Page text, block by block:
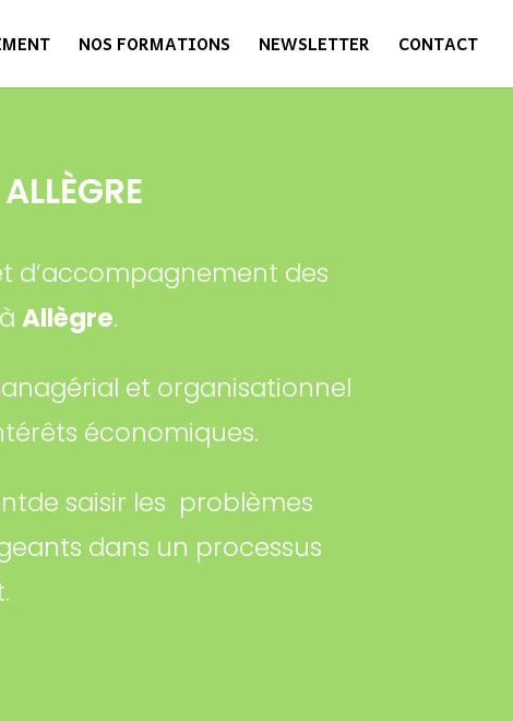
NOS FORMATIONS NEWSLETTER CONTACT
d’accompagnement des
Allègre.
et organisationnel
économiques.
saisir les problèmes
dans un processus